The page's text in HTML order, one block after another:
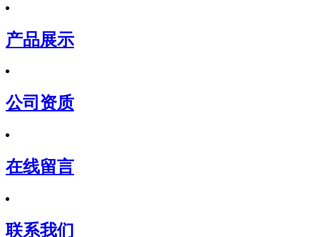
产品展示
公司资质
在线留言
联系我们